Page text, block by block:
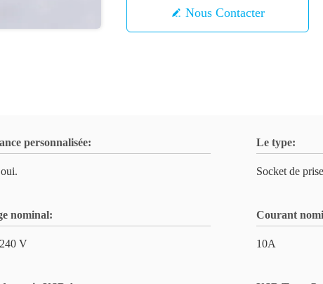
Nous Contacter
personnalisée: Le type:
Socket de
nominal:
V
Courant
10A